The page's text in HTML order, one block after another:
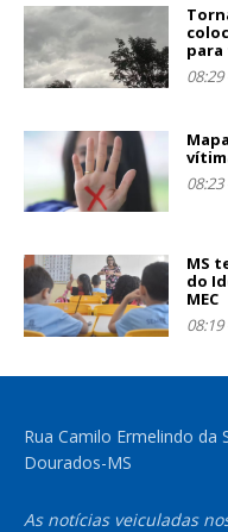
para
MS
do
MEC
Rua Camilo Ermelindo da
Dourados-MS
As notícias veiculadas